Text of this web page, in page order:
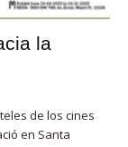
la
de los cines
en Santa